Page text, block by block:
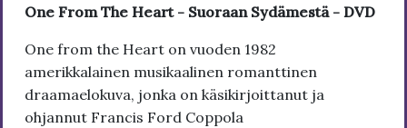
One From The Heart - Suoraan Sydämestä - DVD
One from the Heart on vuoden 1982
amerikkalainen musikaalinen romanttinen
draamaelokuva, jonka on käsikirjoittanut ja
ohjannut Francis Ford Coppola